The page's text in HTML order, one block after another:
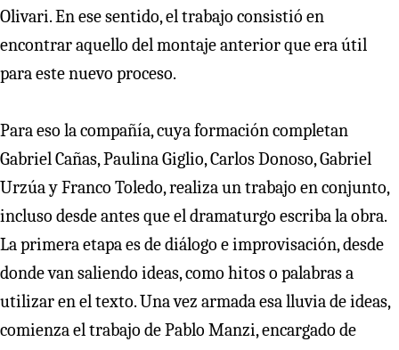
Olivari. En ese sentido, el trabajo consistió en
encontrar aquello del montaje anterior que era útil
para este nuevo proceso.
Para eso la compañía, cuya formación completan
Gabriel Cañas, Paulina Giglio, Carlos Donoso, Gabriel
Urzúa y Franco Toledo, realiza un trabajo en conjunto,
incluso desde antes que el dramaturgo escriba la obra.
La primera etapa es de diálogo e improvisación, desde
donde van saliendo ideas, como hitos o palabras a
utilizar en el texto. Una vez armada esa lluvia de ideas,
comienza el trabajo de Pablo Manzi, encargado de